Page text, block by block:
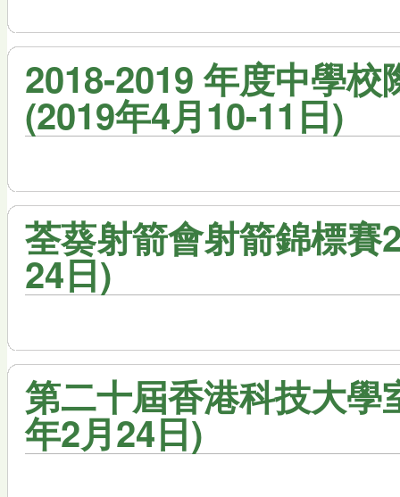
2018-2019 年度中學
(2019年4月10-11日)
荃葵射箭會射箭錦標賽
24日)
第二十屆香港科技大學
年2月24日)